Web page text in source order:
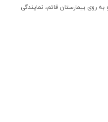
به روی بیمارستان قائم، نمایندگی